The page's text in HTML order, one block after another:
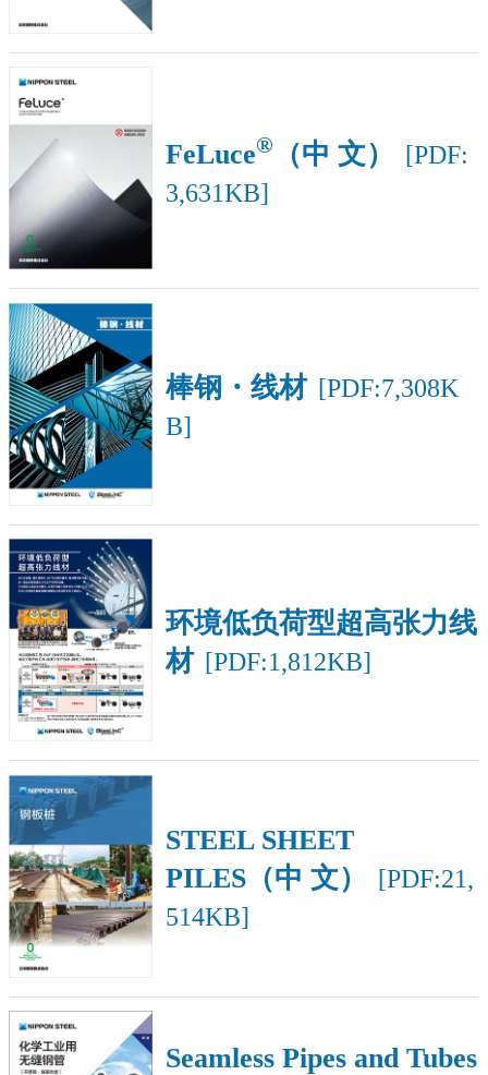
FeLuce® （中 文）
[PDF:
3,631KB]
棒钢・线材 [PDF:7,308K
B]
环境低负荷型超高张力线
材 [PDF:1,812KB]
STEEL SHEET
PILES（中 文）
[PDF:21,
514KB]
Seamless Pipes and Tubes